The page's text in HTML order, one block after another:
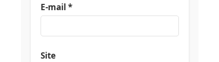
E-mail *
Site